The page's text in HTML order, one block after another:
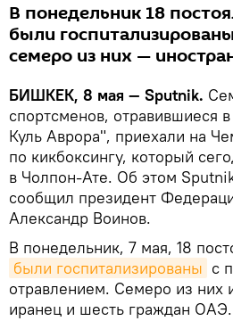
В понедельник 18
были
семеро из них —
БИШКЕК, 8 мая — Sputnik.
спортсменов, отравившиеся
Куль Аврора", приехали на
по кикбоксингу, который
в Чолпон-Ате. Об этом
сообщил президент
Александр Воинов.
В понедельник, 7 мая, 18
были госпитализированы с
отравлением. Семеро из них
иранец и шесть граждан ОАЭ.